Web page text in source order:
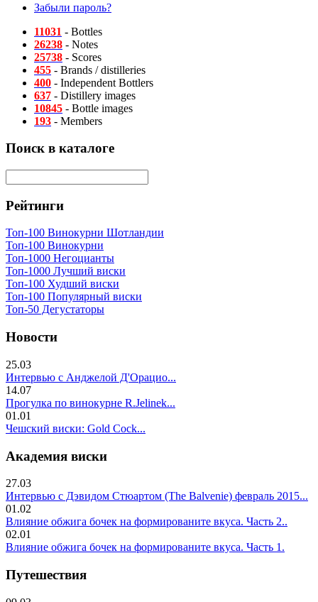
Забыли пароль?
11031 - Bottles
26238 - Notes
25738 - Scores
455 - Brands / distilleries
400 - Independent Bottlers
637 - Distillery images
10845 - Bottle images
193 - Members
Поиск в каталоге
Рейтинги
Топ-100 Винокурни Шотландии
Топ-100 Винокурни
Топ-1000 Негоцианты
Топ-1000 Лучший виски
Топ-100 Худший виски
Топ-100 Популярный виски
Топ-50 Дегустаторы
Новости
25.03
Интервью с Анджелой Д'Орацио...
14.07
Прогулка по винокурне R.Jelinek...
01.01
Чешский виски: Gold Cock...
Академия виски
27.03
Интервью с Дэвидом Стюартом (The Balvenie) февраль 2015...
01.02
Влияние обжига бочек на формированите вкуса. Часть 2..
02.01
Влияние обжига бочек на формированите вкуса. Часть 1.
Путешествия